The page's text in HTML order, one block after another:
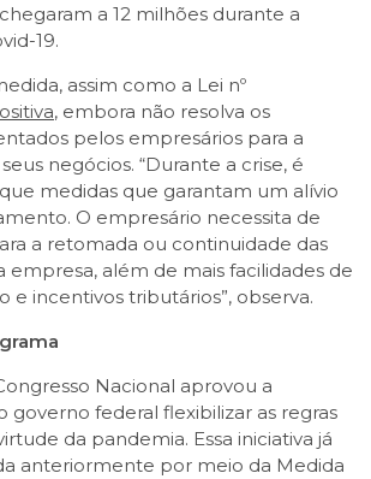
a 12 milhões durante a
19.
assim como a Lei nº
, embora não resolva os
pelos empresários para a
negócios. “Durante a crise, é
medidas que garantam um alívio
O empresário necessita de
a retomada ou continuidade das
empresa, além de mais facilidades de
e incentivos tributários”, observa.
Nacional aprovou a
governo federal flexibilizar as regras
da pandemia. Essa iniciativa já
anteriormente por meio da Medida